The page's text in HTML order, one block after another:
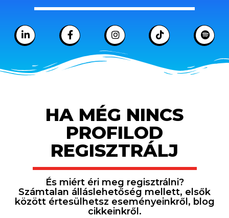
HA MÉG NINCS
PROFILOD
REGISZTRÁLJ
És miért éri meg regisztrálni?
Számtalan álláslehetőség mellett, elsők
között értesülhetsz eseményeinkről, blog
cikkeinkről.